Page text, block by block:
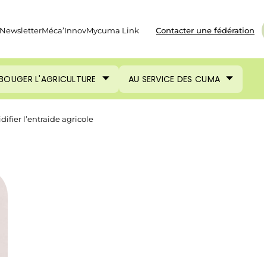
NewsletterMéca’InnovMycuma Link Contacter une fédération
L'AGRICULTURE AU SERVICE DES CUMA
l’entraide agricole